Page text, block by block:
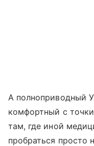
А полноприводный
комфортный с
там, где иной
пробраться просто